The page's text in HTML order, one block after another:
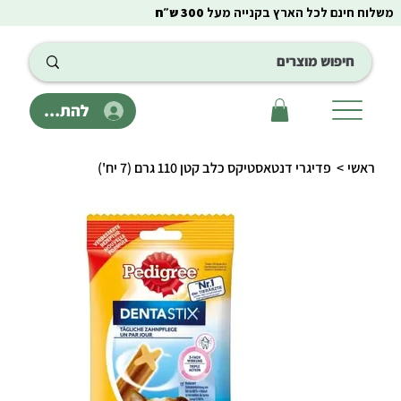
להתחבר
משלוח חינם לכל הארץ בקנייה מעל 300 ש״ח
ראשי > פדיגרי דנטאסטיקס כלב קטן 110 גרם (7 יח')